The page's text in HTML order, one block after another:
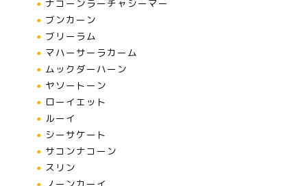
ナコーンラーチャシーマー
ブンカーン
ブリーラム
マハーサーラカーム
ムックダーハーン
ヤソートーン
ローイエット
ルーイ
シーサケート
サコンナコーン
スリン